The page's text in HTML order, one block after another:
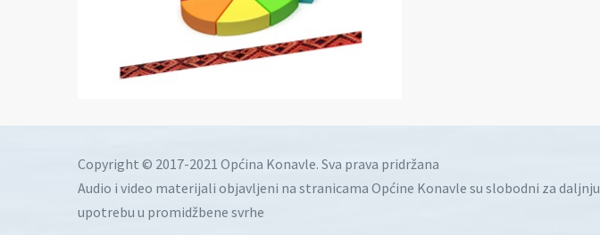
Copyright © 2017-2021 Općina Konavle. Sva prava pridržana
Audio i video materijali objavljeni na stranicama Općine Konavle su slobodni za daljnju
upotrebu u promidžbene svrhe